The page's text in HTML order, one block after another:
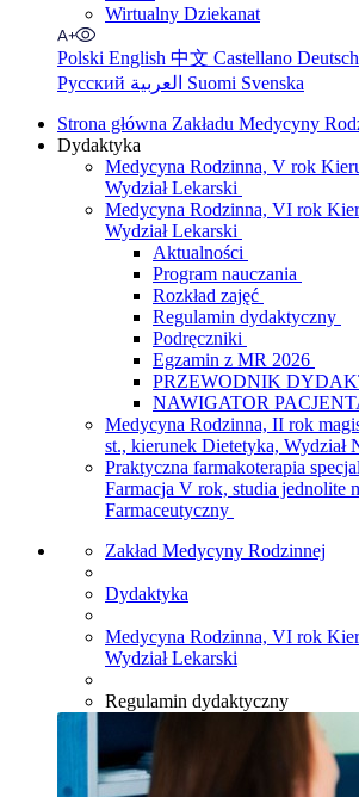
Wirtualny Dziekanat
Polski English 中文 Castellano Deutsch
Русский
Suomi Svenska
Strona główna Zakładu Medycyny
Dydaktyka
Medycyna Rodzinna, V rok
Wydział Lekarski
Medycyna Rodzinna, VI rok
Wydział Lekarski
Aktualności
Program nauczania
Rozkład zajęć
Regulamin dydaktyczny
Podręczniki
Egzamin z MR 2026
PRZEWODNIK
NAWIGATOR
Medycyna Rodzinna, II rok
st., kierunek Dietetyka, Wydział
Praktyczna farmakoterapia
Farmacja V rok, studia jednolite
Farmaceutyczny
Zakład Medycyny Rodzinnej
Dydaktyka
Medycyna Rodzinna, VI rok
Wydział Lekarski
Regulamin dydaktyczny